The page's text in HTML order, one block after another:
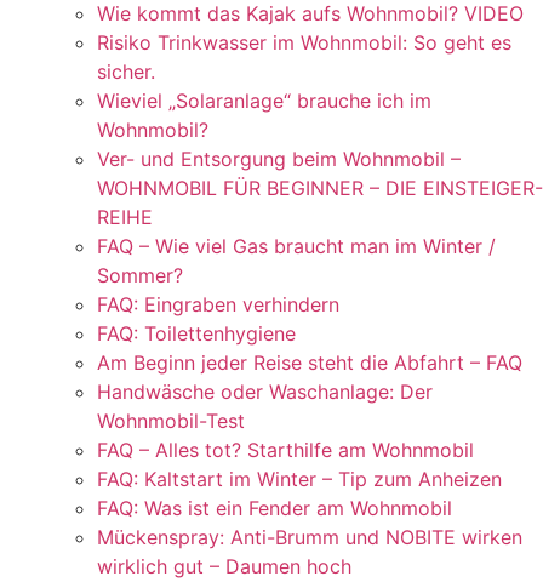
Wie kommt das Kajak aufs Wohnmobil? VIDEO
Risiko Trinkwasser im Wohnmobil: So geht es
sicher.
Wieviel „Solaranlage“ brauche ich im
Wohnmobil?
Ver- und Entsorgung beim Wohnmobil –
WOHNMOBIL FÜR BEGINNER – DIE EINSTEIGER-
REIHE
FAQ – Wie viel Gas braucht man im Winter /
Sommer?
FAQ: Eingraben verhindern
FAQ: Toilettenhygiene
Am Beginn jeder Reise steht die Abfahrt – FAQ
Handwäsche oder Waschanlage: Der
Wohnmobil-Test
FAQ – Alles tot? Starthilfe am Wohnmobil
FAQ: Kaltstart im Winter – Tip zum Anheizen
FAQ: Was ist ein Fender am Wohnmobil
Mückenspray: Anti-Brumm und NOBITE wirken
wirklich gut – Daumen hoch